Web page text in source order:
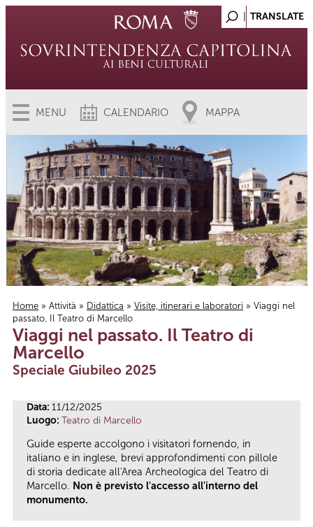
MENU CALENDARIO MAPPA
Tu sei qui
Home » Attività » Didattica » Visite, itinerari e laboratori » Viaggi nel
passato. Il Teatro di Marcello
Viaggi nel passato. Il Teatro di
Marcello
Speciale Giubileo 2025
Data: 11/12/2025
Luogo: Teatro di Marcello
Guide esperte accolgono i visitatori fornendo, in
italiano e in inglese, brevi approfondimenti con pillole
di storia dedicate all'Area Archeologica del Teatro di
Marcello. Non è previsto l'accesso all'interno del
monumento.